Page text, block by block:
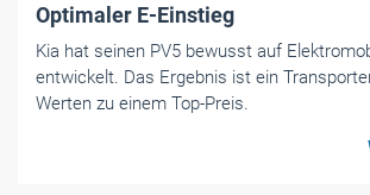
Optimaler E-Einstieg
Kia hat seinen PV5 bewusst auf
entwickelt. Das Ergebnis ist ein
Werten zu einem Top-Preis.